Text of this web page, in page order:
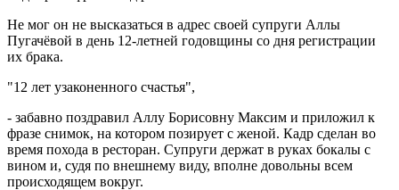
Не мог он не высказаться в адрес своей супруги Аллы
Пугачёвой в день 12-летней годовщины со дня регистрации
их брака.
"12 лет узаконенного счастья",
- забавно поздравил Аллу Борисовну Максим и приложил к
фразе снимок, на котором позирует с женой. Кадр сделан во
время похода в ресторан. Супруги держат в руках бокалы с
вином и, судя по внешнему виду, вполне довольны всем
происходящем вокруг.